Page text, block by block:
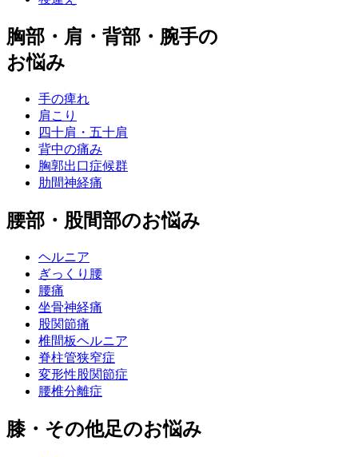
胸部・肩・背部・腕手の
お悩み
手の痺れ
肩こり
四十肩・五十肩
背中の痛み
胸郭出口症候群
肋間神経痛
腰部・股間部のお悩み
ヘルニア
ぎっくり腰
腰痛
坐骨神経痛
股関節痛
椎間板ヘルニア
脊柱管狭窄症
変形性股関節症
腰椎分離症
膝・その他足のお悩み